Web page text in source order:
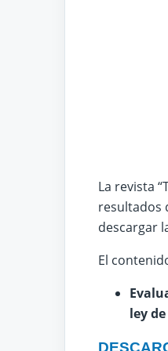
La revista
resultados
descargar
El
ley